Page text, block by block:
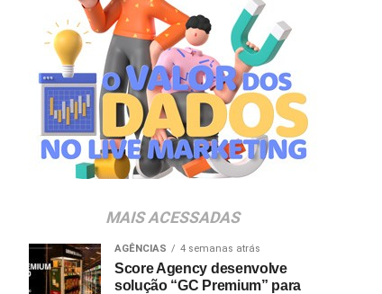
MAIS ACESSADAS
AGÊNCIAS 4 semanas atrás
Score Agency desenvolve
solução “GC Premium” para